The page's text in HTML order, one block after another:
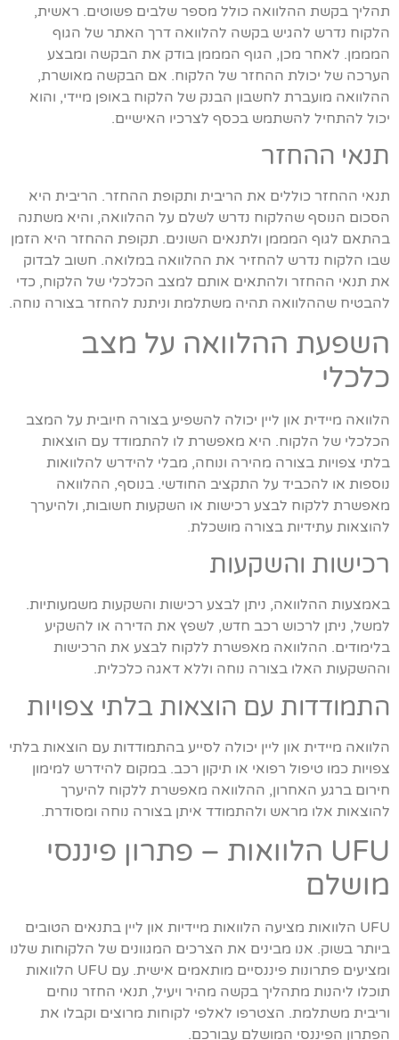
תהליך בקשת ההלוואה כולל מספר שלבים פשוטים. ראשית,
הלקוח נדרש להגיש בקשה להלוואה דרך האתר של הגוף
המממן. לאחר מכן, הגוף המממן בודק את הבקשה ומבצע
הערכה של יכולת ההחזר של הלקוח. אם הבקשה מאושרת,
ההלוואה מועברת לחשבון הבנק של הלקוח באופן מיידי, והוא
יכול להתחיל להשתמש בכסף לצרכיו האישיים.
תנאי ההחזר
תנאי ההחזר כוללים את הריבית ותקופת ההחזר. הריבית היא
הסכום הנוסף שהלקוח נדרש לשלם על ההלוואה, והיא משתנה
בהתאם לגוף המממן ולתנאים השונים. תקופת ההחזר היא הזמן
שבו הלקוח נדרש להחזיר את ההלוואה במלואה. חשוב לבדוק
את תנאי ההחזר ולהתאים אותם למצב הכלכלי של הלקוח, כדי
להבטיח שההלוואה תהיה משתלמת וניתנת להחזר בצורה נוחה.
השפעת ההלוואה על מצב
כלכלי
הלוואה מיידית און ליין יכולה להשפיע בצורה חיובית על המצב
הכלכלי של הלקוח. היא מאפשרת לו להתמודד עם הוצאות
בלתי צפויות בצורה מהירה ונוחה, מבלי להידרש להלוואות
נוספות או להכביד על התקציב החודשי. בנוסף, ההלוואה
מאפשרת ללקוח לבצע רכישות או השקעות חשובות, ולהיערך
להוצאות עתידיות בצורה מושכלת.
רכישות והשקעות
באמצעות ההלוואה, ניתן לבצע רכישות והשקעות משמעותיות.
למשל, ניתן לרכוש רכב חדש, לשפץ את הדירה או להשקיע
בלימודים. ההלוואה מאפשרת ללקוח לבצע את הרכישות
וההשקעות האלו בצורה נוחה וללא דאגה כלכלית.
התמודדות עם הוצאות בלתי צפויות
הלוואה מיידית און ליין יכולה לסייע בהתמודדות עם הוצאות בלתי
צפויות כמו טיפול רפואי או תיקון רכב. במקום להידרש למימון
חירום ברגע האחרון, ההלוואה מאפשרת ללקוח להיערך
להוצאות אלו מראש ולהתמודד איתן בצורה נוחה ומסודרת.
UFU הלוואות – פתרון פיננסי
מושלם
UFU הלוואות מציעה הלוואות מיידיות און ליין בתנאים הטובים
ביותר בשוק. אנו מבינים את הצרכים המגוונים של הלקוחות שלנו
ומציעים פתרונות פיננסיים מותאמים אישית. עם UFU הלוואות
תוכלו ליהנות מתהליך בקשה מהיר ויעיל, תנאי החזר נוחים
וריבית משתלמת. הצטרפו לאלפי לקוחות מרוצים וקבלו את
הפתרון הפיננסי המושלם עבורכם.